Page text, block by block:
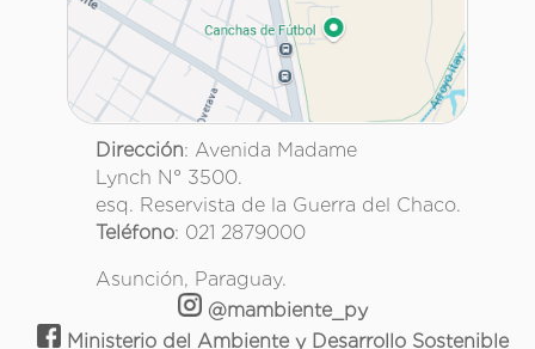
Dirección: Avenida Madame
Lynch N° 3500.
esq. Reservista de la Guerra del Chaco.
Teléfono: 021 2879000
Asunción, Paraguay.
@mambiente_py
Ministerio del Ambiente y Desarrollo Sostenible